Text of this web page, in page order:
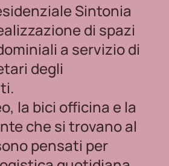
Sintonia
di spazi
a servizio di
degli
la bici officina e la
che si trovano al
pensati per